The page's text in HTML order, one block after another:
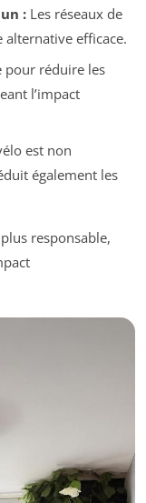
:Les réseaux de
efficace.
réduire les
l’impact
est non
également les
responsable,